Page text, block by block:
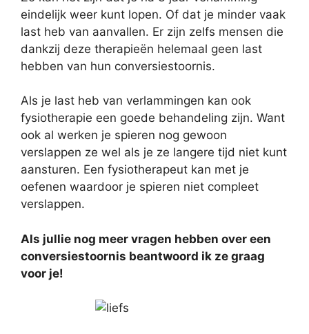
eindelijk weer kunt lopen. Of dat je minder vaak
last heb van aanvallen. Er zijn zelfs mensen die
dankzij deze therapieën helemaal geen last
hebben van hun conversiestoornis.
Als je last heb van verlammingen kan ook
fysiotherapie een goede behandeling zijn. Want
ook al werken je spieren nog gewoon
verslappen ze wel als je ze langere tijd niet kunt
aansturen. Een fysiotherapeut kan met je
oefenen waardoor je spieren niet compleet
verslappen.
Als jullie nog meer vragen hebben over een
conversiestoornis beantwoord ik ze graag
voor je!